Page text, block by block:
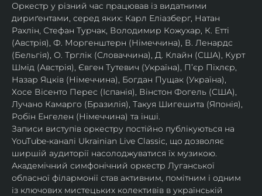
Оркестр у різний час працював із видатними
дириґентами, серед яких: Карл Еліазберг, Натан
Рахлін, Стефан Турчак, Володимир Кожухар, К. Етті
(Австрія), Ф. Моргенштерн (Німеччина), В. Ленардс
(Бельгія), О. Трглік (Словаччина), Д. Клайн (США), Курт
Шмід (Австрія), Євген Тутевич (Україна), П’єр Піхлєр,
Назар Яцків (Німеччина), Богдан Пущак (Україна),
Хосе Вісенто Перес (Іспанія), Вінстон Фогель (США),
Лучано Камарго (Бразилія), Такуя Шигешита (Японія),
Робін Енгелен (Німеччина) та інші.
Записи виступів оркестру постійно публікуються на
YouTube-каналі Ukrainian Live Classic, що дозволяє
ширшій аудиторії насолоджуватися їх музикою​.
Академічний симфонічний оркестр Луганської
обласної філармонії став активним, помітним і одним
із ключових мистецьких колективів в українській